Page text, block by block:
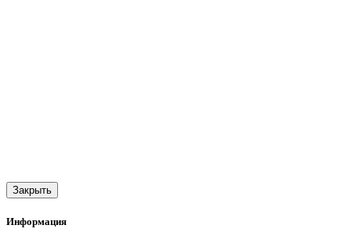
Закрыть
Информация